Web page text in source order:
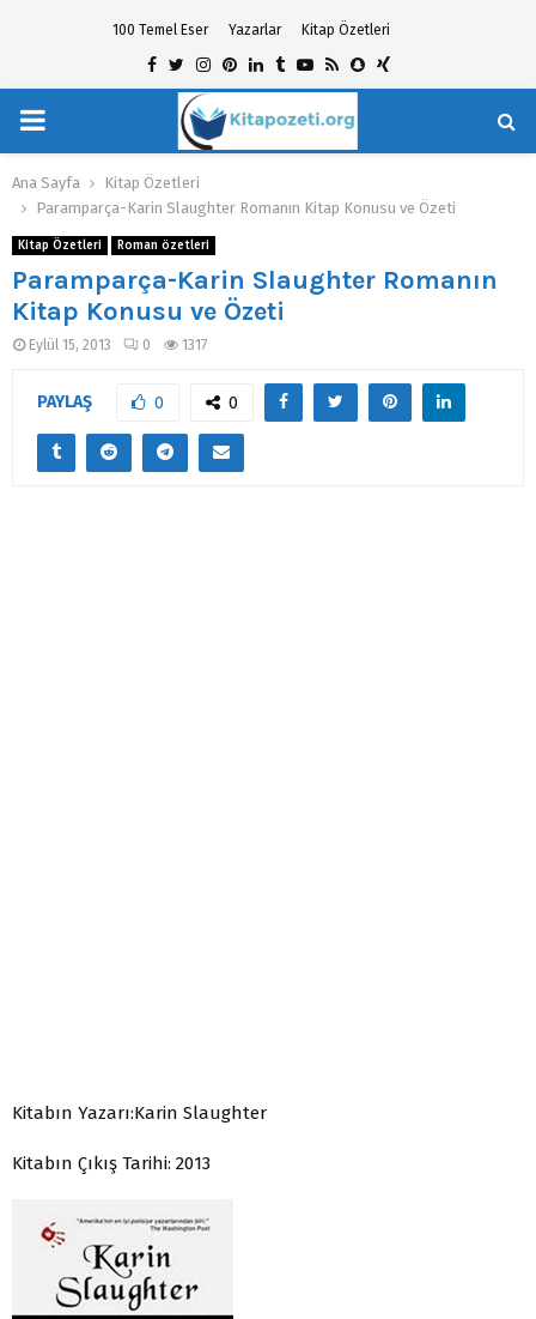
100 Temel Eser Yazarlar Kitap Özetleri
Facebook
TwitterInstagram
Pinterest
Linkedin
TumblrYoutube
RssSnapchat
Xing
PRIMARY
MENU
Ana Sayfa
Kitap Özetleri
Paramparça-Karin Slaughter Romanın Kitap Konusu ve Özeti
Kitap Özetleri Roman özetleri
Paramparça-Karin Slaughter Romanın
Kitap Konusu ve Özeti
Eylül 15, 2013 0 1317
PAYLAŞ 0 0
Kitabın Yazarı:Karin Slaughter
Kitabın Çıkış Tarihi: 2013